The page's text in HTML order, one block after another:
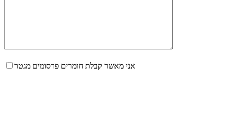
אני מאשר קבלת חומרים פרסומים מגטר